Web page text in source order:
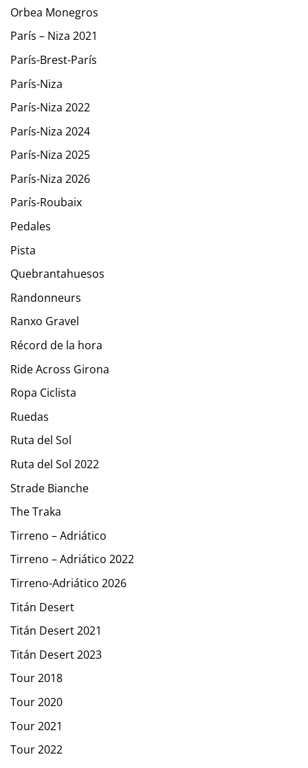
Orbea Monegros
París – Niza 2021
París-Brest-París
París-Niza
París-Niza 2022
París-Niza 2024
París-Niza 2025
París-Niza 2026
París-Roubaix
Pedales
Pista
Quebrantahuesos
Randonneurs
Ranxo Gravel
Récord de la hora
Ride Across Girona
Ropa Ciclista
Ruedas
Ruta del Sol
Ruta del Sol 2022
Strade Bianche
The Traka
Tirreno – Adriático
Tirreno – Adriático 2022
Tirreno-Adriático 2026
Titán Desert
Titán Desert 2021
Titán Desert 2023
Tour 2018
Tour 2020
Tour 2021
Tour 2022